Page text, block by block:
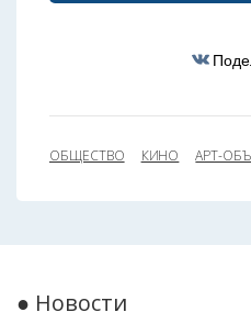
ОБЩЕСТВО КИНО АРТ-
● Новости